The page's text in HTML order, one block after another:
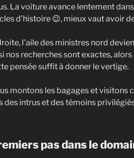
La voiture avance lentement
d’histoire 😉, mieux vaut avoir
l’aile des ministres nord
nos recherches sont exactes,
pensée suffit à donner le vertige.
montons les bagages et visitons
des intrus et des témoins
pas dans le